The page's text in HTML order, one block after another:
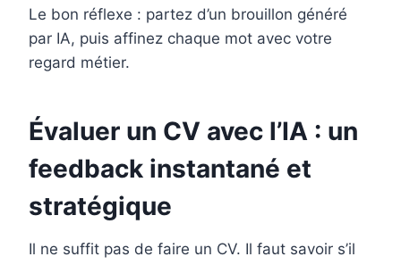
Le bon réflexe : partez d’un brouillon généré
par IA, puis affinez chaque mot avec votre
regard métier.
Évaluer un CV avec l’IA : un
feedback instantané et
stratégique
Il ne suffit pas de faire un CV. Il faut savoir s’il